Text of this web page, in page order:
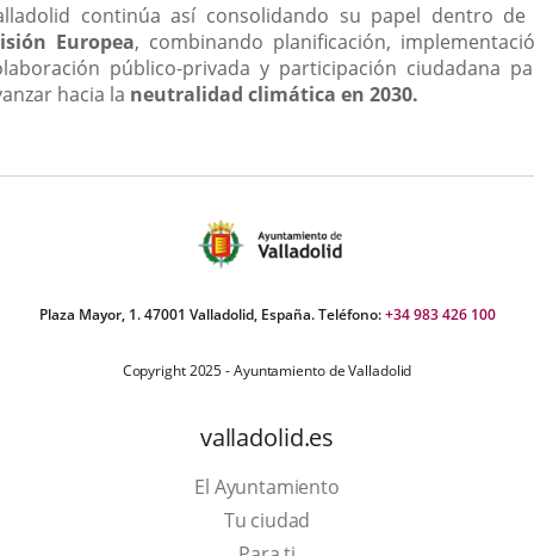
continúa así consolidando su papel dentro de
Europea, combinando planificación,
público-privada y participación ciudadana
hacia la neutralidad climática en 2030.
Plaza Mayor, 1. 47001 Valladolid, España. Teléfono:+34 983 426 100
Copyright 2025 - Ayuntamiento de Valladolid
valladolid.es
El Ayuntamiento
Tu ciudad